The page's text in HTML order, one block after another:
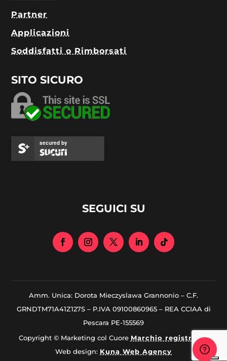
Partner
Applicazioni
Soddisfatti o Rimborsati
SITO SICURO
secured by
SEGUICI SU
Amm. Unica: Dorota Mieczyslawa Grannonio – C.F.
GRNDTM71A41Z127S – P.IVA 09100860965 – REA CCIAA di
Pescara PE-155569
Copyright © Marketing col Cuore Marchio registrato|
Web design: Kuna Web Agency